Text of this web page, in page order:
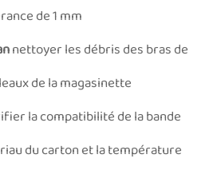
de 1 mm
nettoyer les débris des bras de
de la magasinette
la compatibilité de la bande
du carton et la température